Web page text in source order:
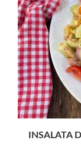
INSALATA